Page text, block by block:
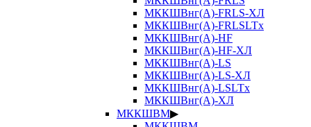
МККШВнг(А)-FRLS-ХЛ
МККШВнг(А)-FRLSLTx
МККШВнг(А)-HF
МККШВнг(А)-HF-ХЛ
МККШВнг(А)-LS
МККШВнг(А)-LS-ХЛ
МККШВнг(А)-LSLTx
МККШВнг(А)-ХЛ
МККШВМ▶